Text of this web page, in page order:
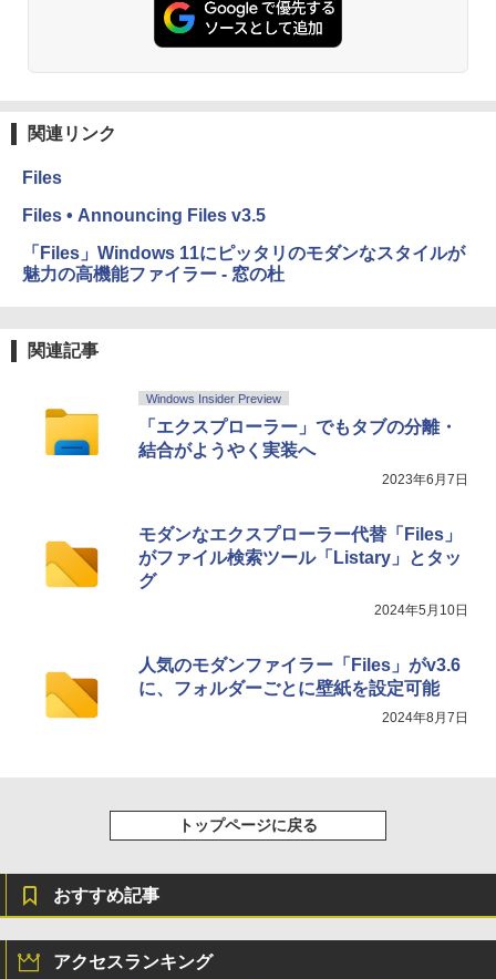
関連リンク
Files
Files • Announcing Files v3.5
「Files」Windows 11にピッタリのモダンなスタイルが
魅力の高機能ファイラー - 窓の杜
関連記事
Windows Insider Preview
「エクスプローラー」でもタブの分離・
結合がようやく実装へ
2023年6月7日
モダンなエクスプローラー代替「Files」
がファイル検索ツール「Listary」とタッ
グ
2024年5月10日
人気のモダンファイラー「Files」がv3.6
に、フォルダーごとに壁紙を設定可能
2024年8月7日
トップページに戻る
おすすめ記事
アクセスランキング